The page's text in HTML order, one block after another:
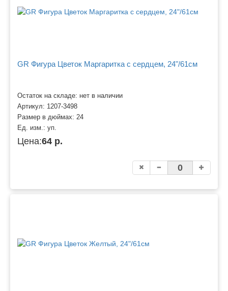
GR Фигура Цветок Маргаритка с сердцем, 24"/61см
Остаток на складе: нет в наличии
Артикул: 1207-3498
Размер в дюймах: 24
Ед. изм.: уп.
Цена:64 р.